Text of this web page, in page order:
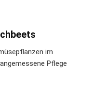
im
Pflege